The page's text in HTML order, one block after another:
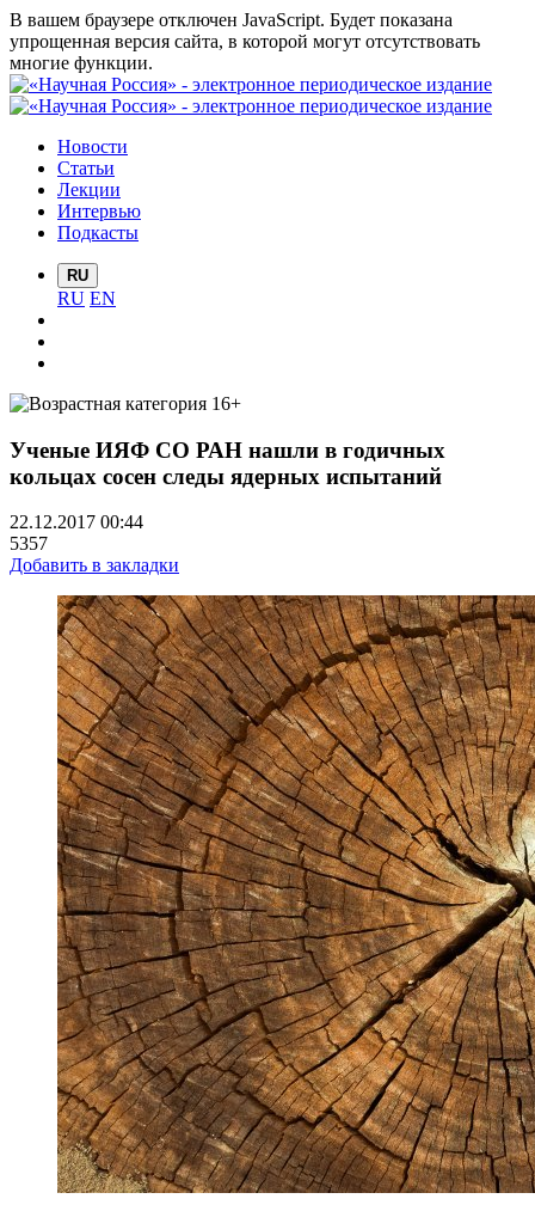
В вашем браузере отключен JavaScript. Будет показана
упрощенная версия сайта, в которой могут отсутствовать
многие функции.
Новости
Статьи
Лекции
Интервью
Подкасты
RU
RU EN
Ученые ИЯФ СО РАН нашли в годичных
кольцах сосен следы ядерных испытаний
22.12.2017 00:44
5357
Добавить в закладки